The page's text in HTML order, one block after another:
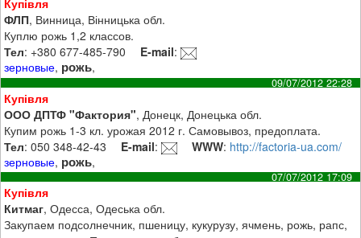
Купівля
ФЛП, Винница, Вінницька обл.
Куплю рожь 1,2 классов.
Тел: +380 677-485-790 E-mail:
зерновые, рожь,
09/07/2012 22:28
Купівля
ООО ДПТФ "Фактория", Донецк, Донецька обл.
Купим рожь 1-3 кл. урожая 2012 г. Самовывоз, предоплата.
Тел: 050 348-42-43 E-mail: WWW: http://factoria-ua.com/
зерновые, рожь,
07/07/2012 17:09
Купівля
Китмаг, Одесса, Одеська обл.
Закупаем подсолнечник, пшеницу, кукурузу, ячмень, рожь, рапс,